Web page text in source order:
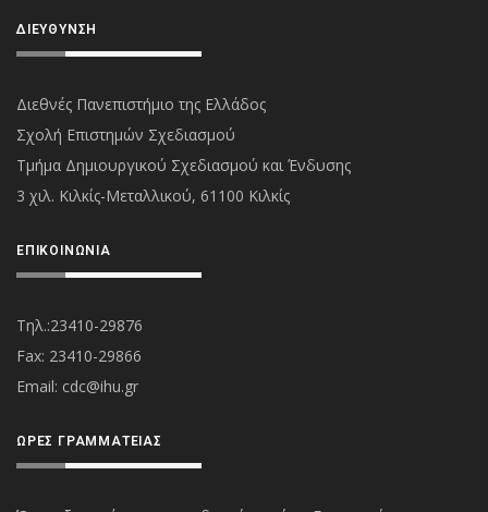
ΔΙΕΎΘΥΝΣΗ
Διεθνές Πανεπιστήμιο της Ελλάδος
Σχολή Επιστημών Σχεδιασμού
Τμήμα Δημιουργικού Σχεδιασμού και Ένδυσης
3 χιλ. Κιλκίς-Μεταλλικού, 61100 Κιλκίς
ΕΠΙΚΟΙΝΩΝΊΑ
Τηλ.:23410-29876
Fax: 23410-29866
Εmail: cdc@ihu.gr
ΏΡΕΣ ΓΡΑΜΜΑΤΕΊΑΣ